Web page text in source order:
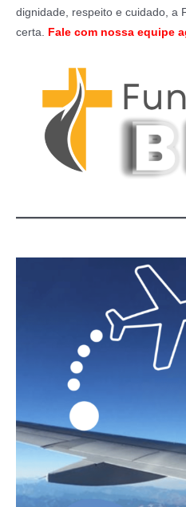
dignidade, respeito e cuidado, a
certa. Fale com nossa equipe